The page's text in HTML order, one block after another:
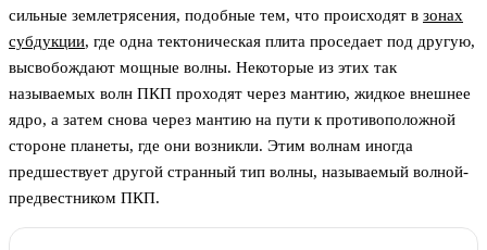
сильные землетрясения, подобные тем, что происходят в зонах
субдукции, где одна тектоническая плита проседает под другую,
высвобождают мощные волны. Некоторые из этих так
называемых волн ПКП проходят через мантию, жидкое внешнее
ядро, а затем снова через мантию на пути к противоположной
стороне планеты, где они возникли. Этим волнам иногда
предшествует другой странный тип волны, называемый волной-
предвестником ПКП.